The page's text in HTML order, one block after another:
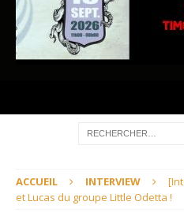
ACCUEIL INTERVIEW
et Lucas du groupe Little Odetta !